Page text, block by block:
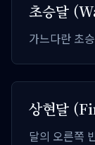
초승달
가느다란 초
상현달
달의 오른쪽